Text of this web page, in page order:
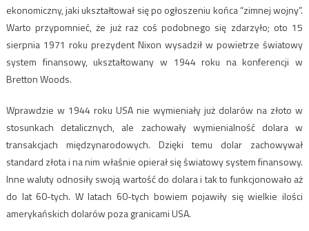
ekonomiczny, jaki ukształtował się po ogłoszeniu końca “zimnej wojny”.
Warto przypomnieć, że już raz coś podobnego się zdarzyło; oto 15
sierpnia 1971 roku prezydent Nixon wysadził w powietrze światowy
system finansowy, ukształtowany w 1944 roku na konferencji w
Bretton Woods.
Wprawdzie w 1944 roku USA nie wymieniały już dolarów na złoto w
stosunkach detalicznych, ale zachowały wymienialność dolara w
transakcjach międzynarodowych. Dzięki temu dolar zachowywał
standard złota i na nim właśnie opierał się światowy system finansowy.
Inne waluty odnosiły swoją wartość do dolara i tak to funkcjonowało aż
do lat 60-tych. W latach 60-tych bowiem pojawiły się wielkie ilości
amerykańskich dolarów poza granicami USA.